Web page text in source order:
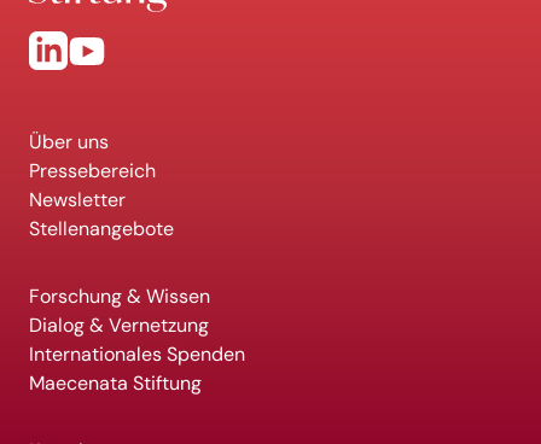
Über uns
Pressebereich
Newsletter
Stellenangebote
Forschung & Wissen
Dialog & Vernetzung
Internationales Spenden
Maecenata Stiftung